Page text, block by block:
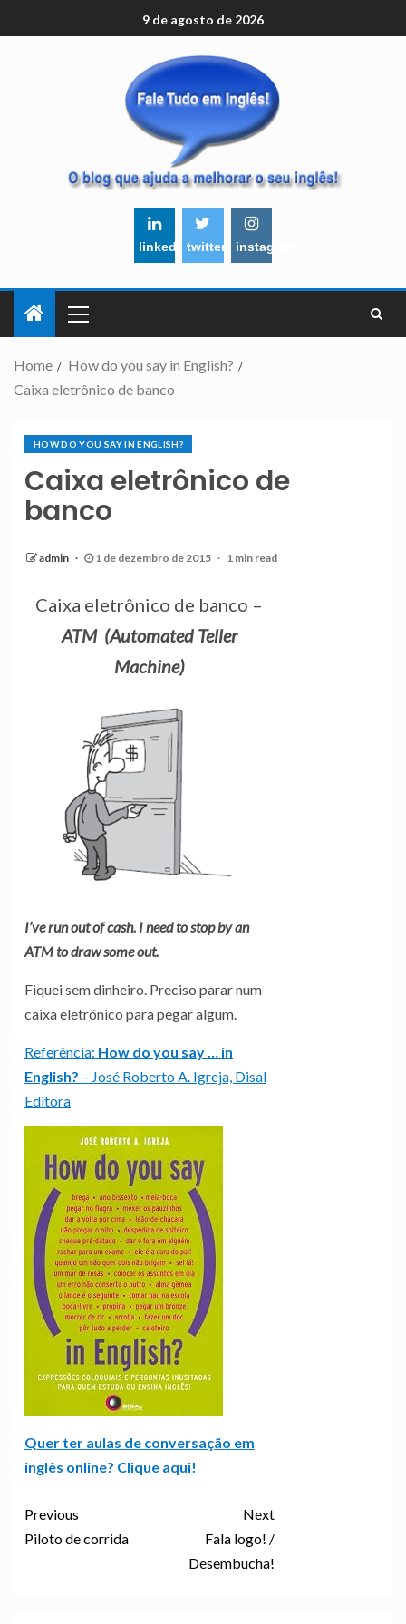
9 de agosto de 2026
linkedintwitter instagram
Home
How do you say in English?
Caixa eletrônico de banco
HOW DO YOU SAY IN ENGLISH?
Caixa eletrônico de
banco
admin 1 de dezembro de 2015 1 min read
Caixa eletrônico de banco –
ATM (Automated Teller
Machine)
I’ve run out of cash. I need to stop by an
ATM to draw some out.
Fiquei sem dinheiro. Preciso parar num
caixa eletrônico para pegar algum.
Referência: How do you say … in
English? – José Roberto A. Igreja, Disal
Editora
Quer ter aulas de conversação em
inglês online? Clique aqui!
Previous
Piloto de corrida
Next
Fala logo! /
Desembucha!